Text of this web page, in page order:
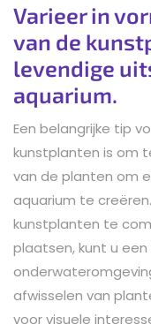
Varieer in
van de
levendige
aquarium.
Een belangrijke tip
kunstplanten is om
van de planten om
aquarium te
kunstplanten te
plaatsen, kunt u
afwisselen van
voor visuele